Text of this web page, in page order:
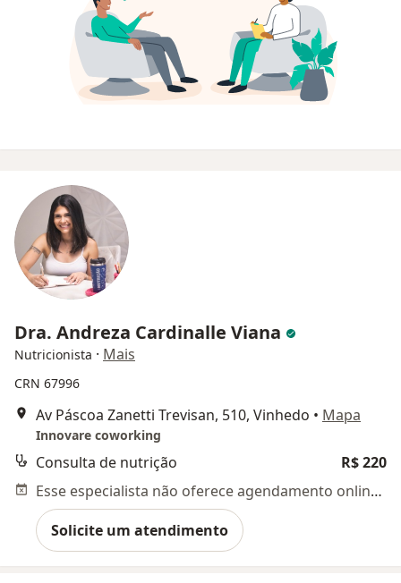
Dra. Andreza Cardinalle Viana
Nutricionista · Mais
CRN 67996
Av Páscoa Zanetti Trevisan, 510, Vinhedo • Mapa
Innovare coworking
Consulta de nutrição
R$ 220
Esse especialista não oferece agendamento online para esse endereço.
Solicite um atendimento